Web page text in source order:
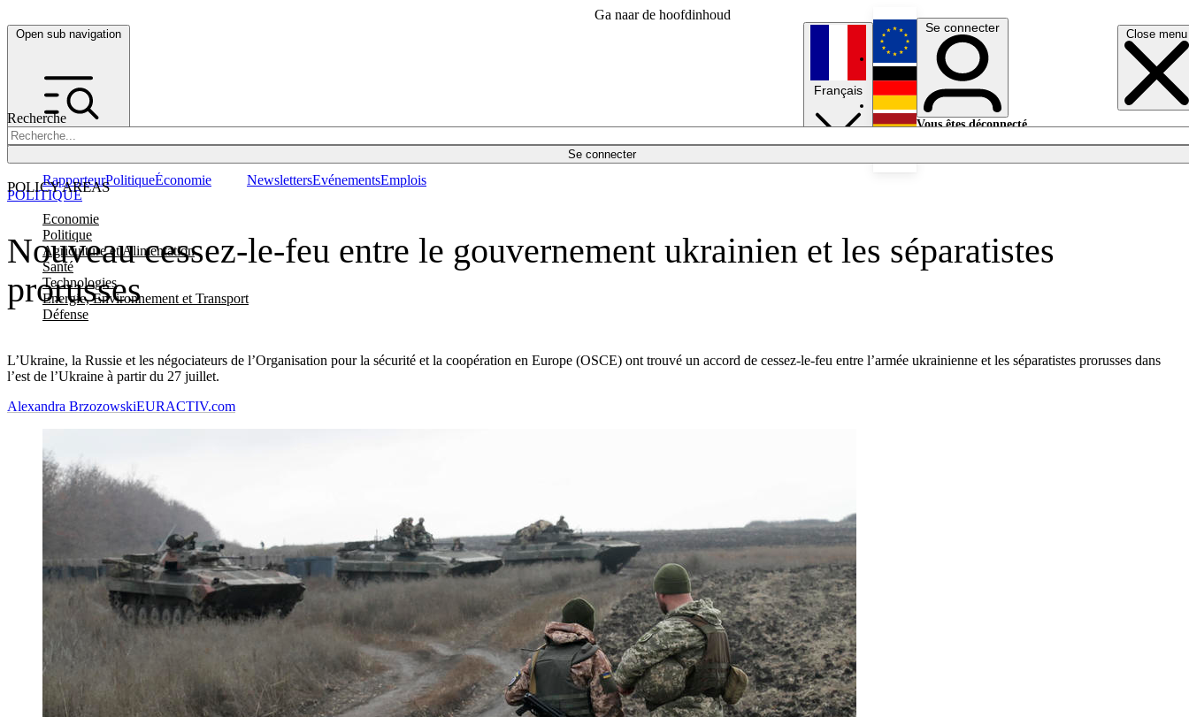
Ga naar de hoofdinhoud
Open sub navigation Close menu
Recherche
Se connecter
POLICY AREAS
Economie
Politique
Agriculture et Alimentation
Santé
Technologies
Energie, Environnement et Transport
Défense
RapporteurPolitiqueÉconomie NewslettersEvénementsEmplois
Français
English
Deutsch
Se connecter
Vous êtes déconnecté.
Nouveau cessez-le-feu entre le gouvernement ukrainien et les séparatistes
prorusses
L’Ukraine, la Russie et les négociateurs de l’Organisation pour la sécurité et la coopération en Europe (OSCE) ont trouvé un accord de cessez-le-feu entre l’armée ukrainienne et les séparatistes prorusses dans
l’est de l’Ukraine à partir du 27 juillet.
POLITIQUE
Alexandra BrzozowskiEURACTIV.com